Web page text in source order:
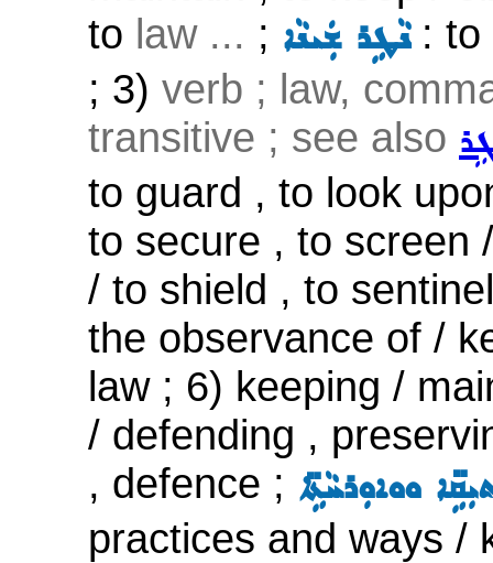
to law ... ; ܢܵܛܹܪ ܫܲܝܢܵܐ: to
; 3) verb ; law,
transitive ; see also
to guard , to look
to secure , to screen
/ to shield , to
the observance of /
law ; 6) keeping /
/ defending ,
, defence ; ܘܘܐܘܼܪܚܵܬܹ̈ܐ
practices and ways /